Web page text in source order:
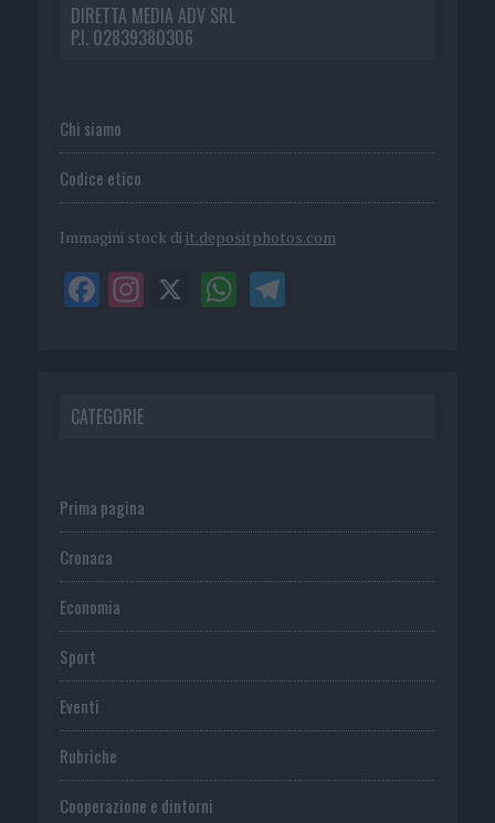
DIRETTA MEDIA ADV SRL
P.I. 02839380306
Chi siamo
Codice etico
Immagini stock di it.depositphotos.com
CATEGORIE
Prima pagina
Cronaca
Economia
Sport
Eventi
Rubriche
Cooperazione e dintorni